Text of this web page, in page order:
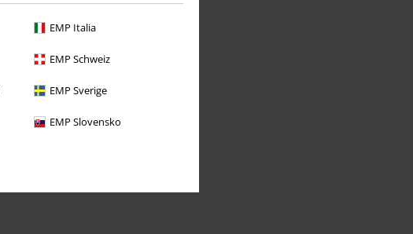
EMP Italia
EMP Schweiz
EMP Sverige
EMP Slovensko